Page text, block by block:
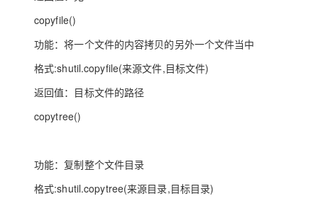
copyfile()
功能：将一个文件的内容拷贝的另外一个文件当中
格式:shutil.copyfile(来源文件,目标文件)
返回值：目标文件的路径
copytree()
功能：复制整个文件目录
格式:shutil.copytree(来源目录,目标目录)